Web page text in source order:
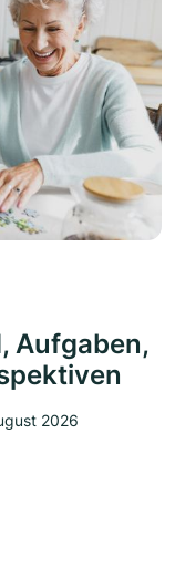
Aufgaben,
2026